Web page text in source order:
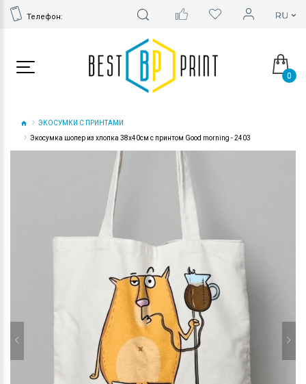
Телефон:
0
ЭКОСУМКИ С ПРИНТАМИ
Экосумка шопер из хлопка 38х40см с принтом Good morning - 2403